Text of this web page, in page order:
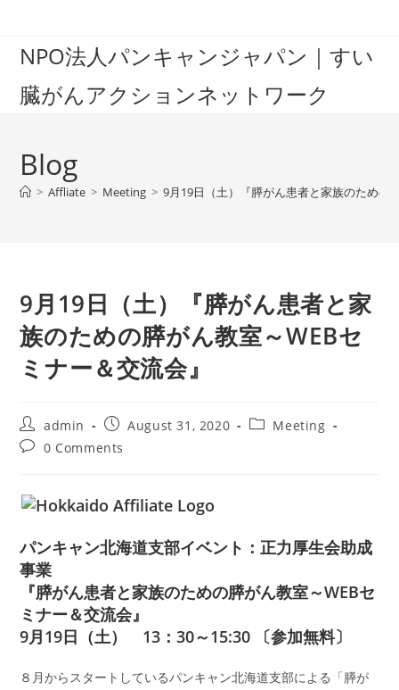
contentNPO法人パンキャンジャパン｜すい
臓がんアクションネットワーク
Blog
> Affliate > Meeting > 9月19日（土）『膵がん患者と家族のための
9月19日（土）『膵がん患者と家
族のための膵がん教室～WEBセ
ミナー＆交流会』
Post
author:
admin
Post
published:
August 31, 2020
PostMeeting
Post0 Comments
パンキャン北海道支部イベント：正力厚生会助成
事業
『膵がん患者と家族のための膵がん教室～WEBセ
ミナー＆交流会』
9月19日（土） 13：30～15:30 〔参加無料〕
８月からスタートしているパンキャン北海道支部による「膵が